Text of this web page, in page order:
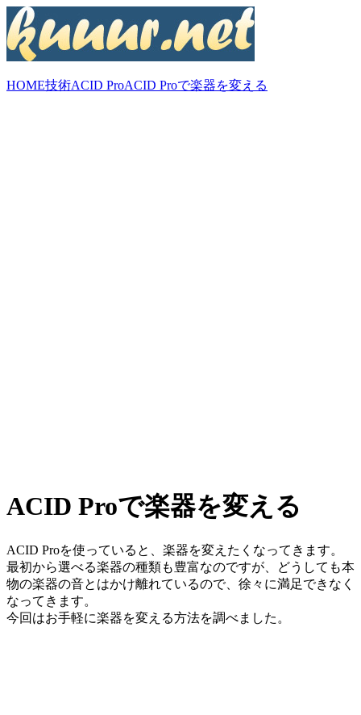
HOME技術ACID ProACID Proで楽器を変える
ACID Proで楽器を変える
ACID Proを使っていると、楽器を変えたくなってきます。
最初から選べる楽器の種類も豊富なのですが、どうしても本
物の楽器の音とはかけ離れているので、徐々に満足できなく
なってきます。
今回はお手軽に楽器を変える方法を調べました。